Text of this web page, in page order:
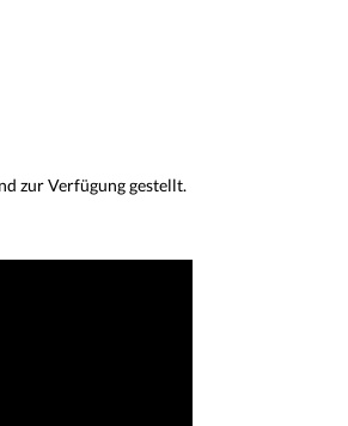
zur Verfügung gestellt.